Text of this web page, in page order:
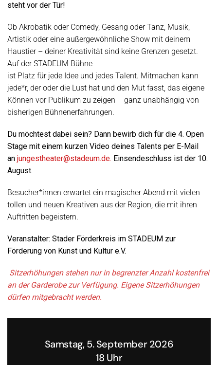
steht vor der Tür!
Ob Akrobatik oder Comedy, Gesang oder Tanz, Musik,
Artistik oder eine außergewöhnliche Show mit deinem
Haustier – deiner Kreativität sind keine Grenzen gesetzt.
Auf der STADEUM Bühne
ist Platz für jede Idee und jedes Talent. Mitmachen kann
jede*r, der oder die Lust hat und den Mut fasst, das eigene
Können vor Publikum zu zeigen – ganz unabhängig von
bisherigen Bühnenerfahrungen.
Du möchtest dabei sein? Dann bewirb dich für die 4. Open
Stage mit einem kurzen Video deines Talents per E-Mail
an jungestheater@stadeum.de. Einsendeschluss ist der 10.
August.
Besucher*innen erwartet ein magischer Abend mit vielen
tollen und neuen Kreativen aus der Region, die mit ihren
Auftritten begeistern.
Veranstalter: Stader Förderkreis im STADEUM zur
Förderung von Kunst und Kultur e.V.
Sitzerhöhungen stehen nur in begrenzter Anzahl kostenfrei
an der Garderobe zur Verfügung. Eigene Sitzerhöhungen
dürfen mitgebracht werden.
Samstag, 5. September 2026
18 Uhr